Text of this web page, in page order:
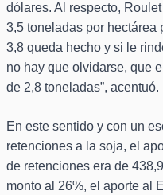
dólares. Al respecto,
3,5 toneladas por hectárea
3,8 queda hecho y si le
no hay que olvidarse, que
de 2,8 toneladas”, acentuó.
En este sentido y con un
retenciones a la soja, el
de retenciones era de
monto al 26%, el aporte al